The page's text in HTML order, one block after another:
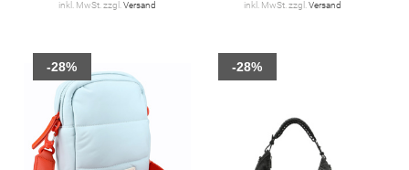
inkl. MwSt. zzgl. Versand inkl. MwSt. zzgl. Versand
-28% -28%